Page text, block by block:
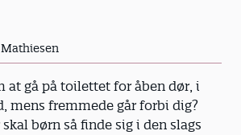
at gå på toilettet for åben dør, i
mens fremmede går forbi dig?
børn så finde sig i den slags